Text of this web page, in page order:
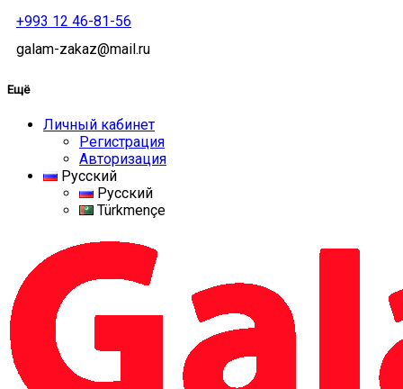
+993 12 46-81-56
galam-zakaz@mail.ru
Ещё
Личный кабинет
Регистрация
Авторизация
Русский
Русский
Türkmençe